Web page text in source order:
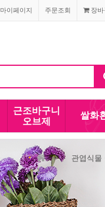
장바
주문조회
마이페이지
근조바구니
오브제
쌀화
관엽식물